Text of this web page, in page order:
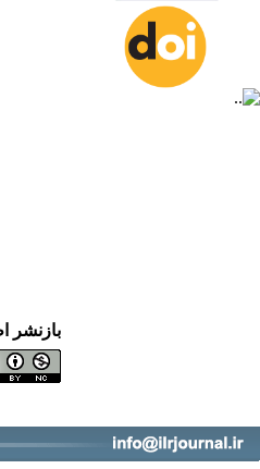
بازنشر